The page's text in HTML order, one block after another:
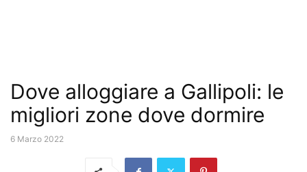
Dove alloggiare a Gallipoli: le
migliori zone dove dormire
6 Marzo 2022